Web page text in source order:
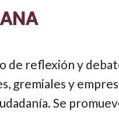
de reflexión y
gremiales y
Se